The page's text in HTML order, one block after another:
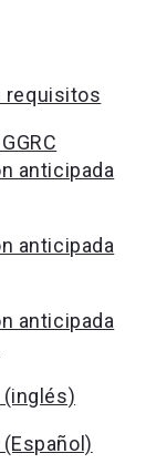
requisitos
anticipada
anticipada
anticipada
(inglés)